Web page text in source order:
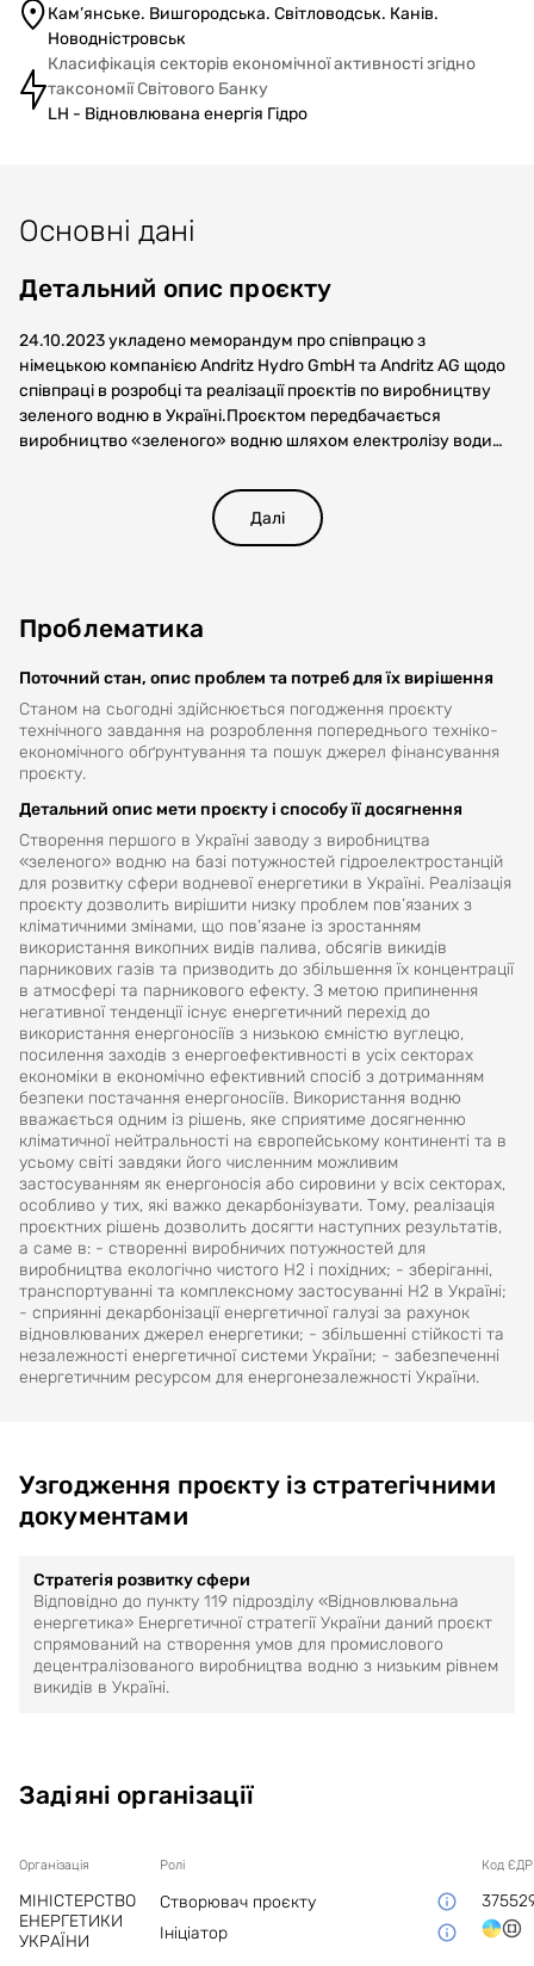
Кам’янське. Вишгородська. Світловодськ. Канів.
Новодністровськ
Класифікація секторів економічної активності згідно
таксономії Світового Банку
LH - Відновлювана енергія Гідро
Основні дані
Детальний опис проєкту
24.10.2023 укладено меморандум про співпрацю з
німецькою компанією Andritz Hydro GmbH та Andritz AG щодо
співпраці в розробці та реалізації проєктів по виробництву
зеленого водню в Україні.Проєктом передбачається
виробництво «зеленого» водню шляхом електролізу води
гідроелектростанції та/або інших джерел відновлювальної
Далі
Проблематика
Поточний стан, опис проблем та потреб для їх вирішення
Станом на сьогодні здійснюється погодження проєкту
технічного завдання на розроблення попереднього техніко-
економічного обґрунтування та пошук джерел фінансування
проєкту.
Детальний опис мети проєкту і способу її досягнення
Створення першого в Україні заводу з виробництва
«зеленого» водню на базі потужностей гідроелектростанцій
для розвитку сфери водневої енергетики в Україні. Реалізація
проєкту дозволить вирішити низку проблем пов’язаних з
кліматичними змінами, що пов’язане із зростанням
використання викопних видів палива, обсягів викидів
парникових газів та призводить до збільшення їх концентрації
в атмосфері та парникового ефекту. З метою припинення
негативної тенденції існує енергетичний перехід до
використання енергоносіїв з низькою ємністю вуглецю,
посилення заходів з енергоефективності в усіх секторах
економіки в економічно ефективний спосіб з дотриманням
безпеки постачання енергоносіїв. Використання водню
вважається одним із рішень, яке сприятиме досягненню
кліматичної нейтральності на європейському континенті та в
усьому світі завдяки його численним можливим
застосуванням як енергоносія або сировини у всіх секторах,
особливо у тих, які важко декарбонізувати. Тому, реалізація
проєктних рішень дозволить досягти наступних результатів,
а саме в: - створенні виробничих потужностей для
виробництва екологічно чистого Н2 і похідних; - зберіганні,
транспортуванні та комплексному застосуванні Н2 в Україні;
- сприянні декарбонізації енергетичної галузі за рахунок
відновлюваних джерел енергетики; - збільшенні стійкості та
незалежності енергетичної системи України; - забезпеченні
енергетичним ресурсом для енергонезалежності України.
Узгодження проєкту із стратегічними
документами
Стратегія розвитку сфери
Відповідно до пункту 119 підрозділу «Відновлювальна
енергетика» Енергетичної стратегії України даний проєкт
спрямований на створення умов для промислового
децентралізованого виробництва водню з низьким рівнем
викидів в Україні.
Задіяні організації
Організація
МІНІСТЕРСТВО
ЕНЕРГЕТИКИ
УКРАЇНИ
Ролі
Створювач проєкту
Ініціатор
Код